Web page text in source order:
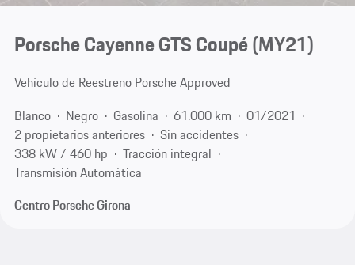
Porsche Cayenne GTS Coupé (MY21)
Vehículo de Reestreno Porsche Approved
Blanco
Negro Gasolina 61.000 km
01/2021
2 propietarios anteriores
Sin accidentes
338 kW / 460 hp
Tracción integral
Transmisión Automática
Centro Porsche Girona